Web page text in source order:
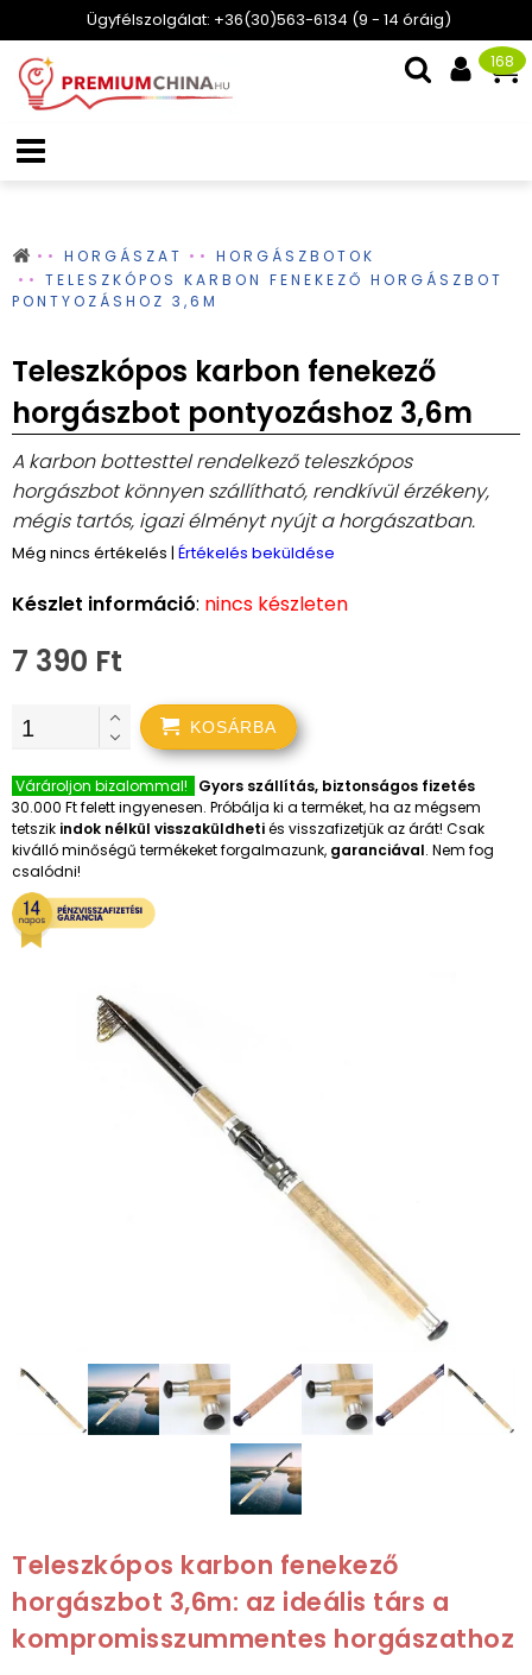
Ügyfélszolgálat: +36(30)563-6134 (9 - 14 óráig)
168
HORGÁSZAT
HORGÁSZBOTOK
TELESZKÓPOS KARBON FENEKEZŐ HORGÁSZBOT
PONTYOZÁSHOZ 3,6M
Teleszkópos karbon fenekező
horgászbot pontyozáshoz 3,6m
A karbon bottesttel rendelkező teleszkópos
horgászbot könnyen szállítható, rendkívül érzékeny,
mégis tartós, igazi élményt nyújt a horgászatban.
Még nincs értékelés | Értékelés beküldése
Készlet információ: nincs készleten
7 390 Ft
KOSÁRBA
Várároljon bizalommal!
Gyors szállítás, biztonságos fizetés
30.000 Ft felett ingyenesen. Próbálja ki a terméket, ha az mégsem
tetszik indok nélkül visszaküldhetiés visszafizetjük az árát! Csak
kiválló minőségű termékeket forgalmazunk, garanciával. Nem fog
csalódni!
Teleszkópos karbon fenekező
horgászbot 3,6m: az ideális társ a
kompromisszummentes horgászathoz